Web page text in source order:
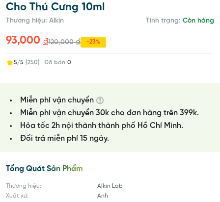
Cho Thú Cưng 10ml
Thương hiệu: Alkin Tình trạng: Còn hàng
93,000 đ120,000đ -23%
5/5 (250) Đã bán 0
Miễn phí vận chuyển
Miễn phí vận chuyển 30k cho đơn hàng trên 399k.
Hỏa tốc 2h nội thành thành phố Hồ Chí Minh.
Đổi trả miễn phí 15 ngày.
Tổng Quát Sản Phẩm
Thương hiệu:
Alkin Lab
Xuất xứ:
Anh